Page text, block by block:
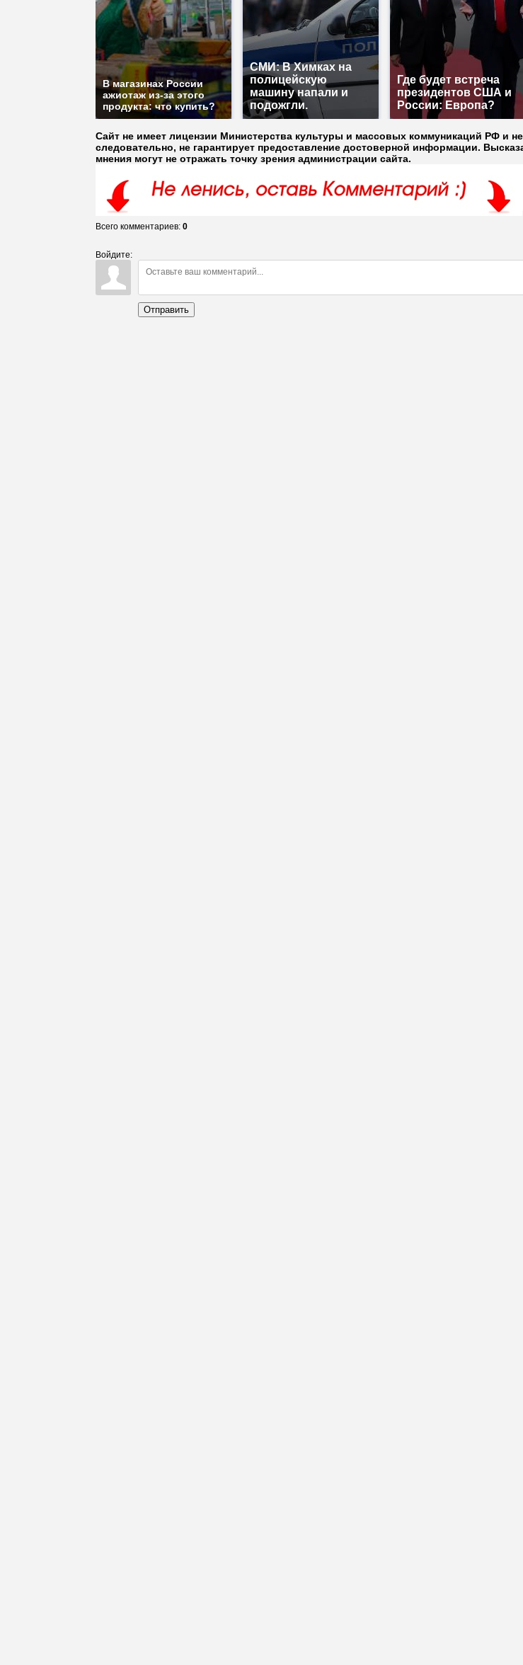
В магазинах России
ажиотаж из-за этого
продукта: что купить?
СМИ: В Химках на
полицейскую
машину напали и
подожгли.
Где будет встреча
президентов США и
России: Европа?
Сайт не имеет лицензии Министерства культуры и массовых коммуникаций РФ и
следовательно, не гарантирует предоставление достоверной информации.
мнения могут не отражать точку зрения администрации сайта.
Всего комментариев: 0
Войдите:
Отправить